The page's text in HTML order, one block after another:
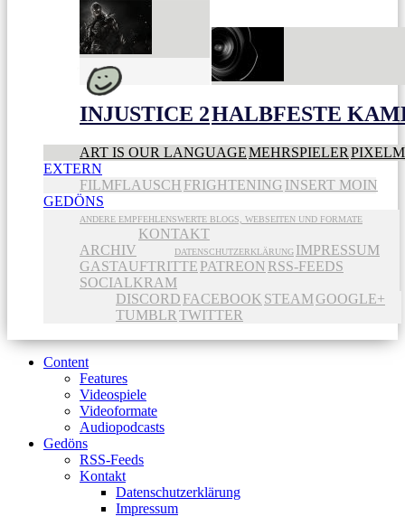
INJUSTICE 2HALBFESTE
ART IS OUR LANGUAGEMEHRSPIELER
EXTERN
FILMFLAUSCH FRIGHTENING INSERT MOIN
GEDÖNS
ANDERE EMPFEHLENSWERTE BLOGS, WEBSEITEN UND FORMATE
ARCHIV
KONTAKT
DATENSCHUTZERKLÄRUNG IMPRESSUM
GASTAUFTRITTE PATREON RSS-FEEDS
SOCIALKRAM
DISCORD FACEBOOK STEAMGOOGLE+
TUMBLR TWITTER
Content
Features
Videospiele
Videoformate
Audiopodcasts
Gedöns
RSS-Feeds
Kontakt
Datenschutzerklärung
Impressum